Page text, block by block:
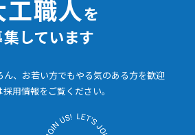
工職人を
しています
ん、お若い方でもやる気のある方を歓迎
用情報をご覧ください。